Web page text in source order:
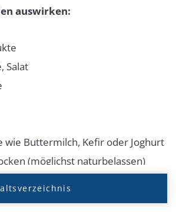
auswirken:
Salat
wie Buttermilch, Kefir oder Joghurt
(möglichst naturbelassen)